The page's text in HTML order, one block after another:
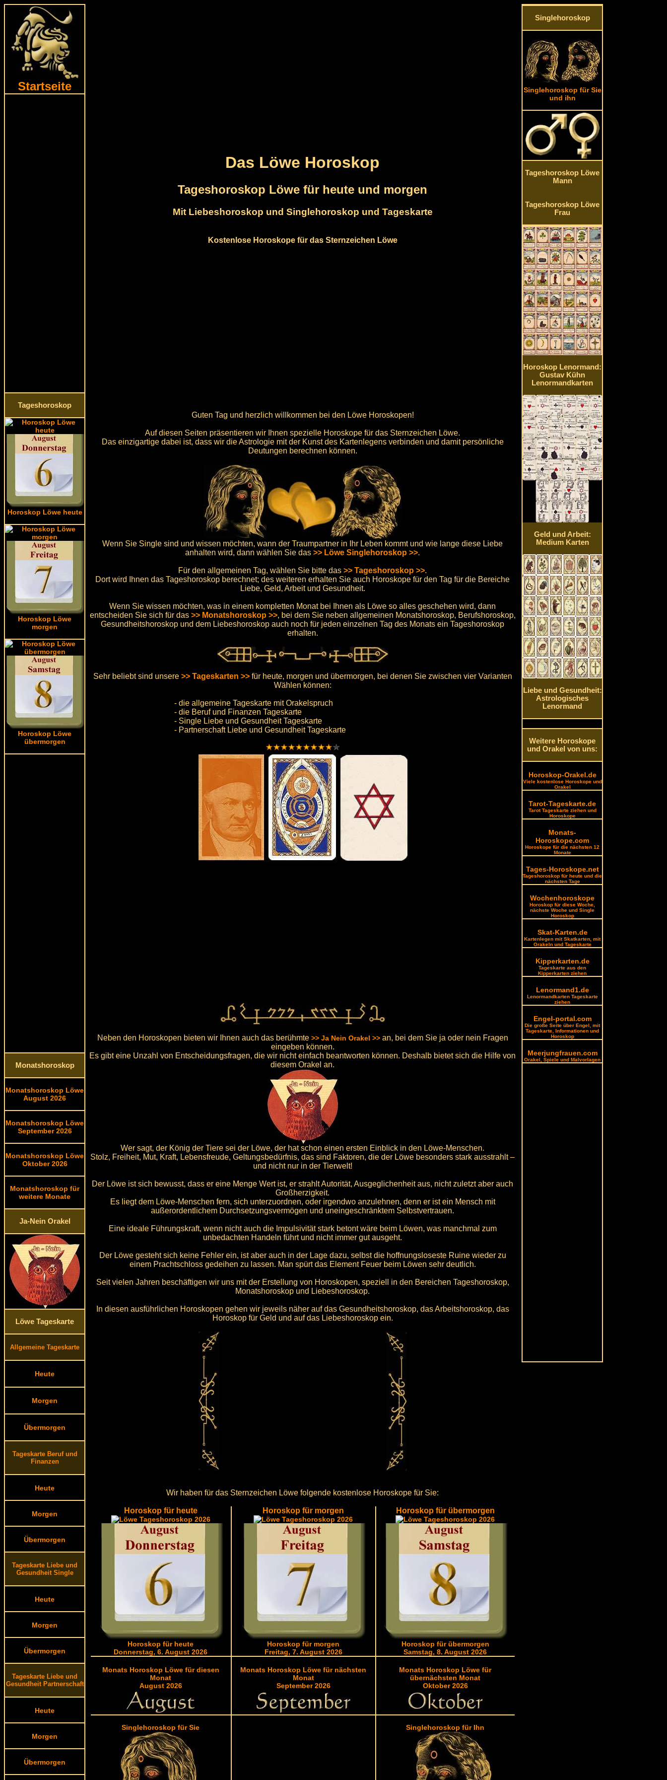
Startseite
Tageshoroskop
Horoskop Löwe heute
Horoskop Löwe
morgen
Horoskop Löwe
übermorgen
Monatshoroskop
Monatshoroskop Löwe
August 2026
Monatshoroskop Löwe
September 2026
Monatshoroskop Löwe
Oktober 2026
Monatshoroskop für
weitere Monate
Ja-Nein Orakel
Löwe Tageskarte
Allgemeine Tageskarte
Heute
Morgen
Übermorgen
Tageskarte Beruf und
Finanzen
Heute
Morgen
Übermorgen
Tageskarte Liebe und
Gesundheit Single
Heute
Morgen
Übermorgen
Tageskarte Liebe und
Gesundheit Partnerschaft
Heute
Morgen
Übermorgen
Das Löwe Horoskop
Tageshoroskop Löwe für heute und morgen
Mit Liebeshoroskop und Singlehoroskop und Tageskarte
Kostenlose Horoskope für das Sternzeichen Löwe
Guten Tag und herzlich willkommen bei den Löwe Horoskopen!
Auf diesen Seiten präsentieren wir Ihnen spezielle Horoskope für das Sternzeichen Löwe.
Das einzigartige dabei ist, dass wir die Astrologie mit der Kunst des Kartenlegens verbinden und damit persönliche
Deutungen berechnen können.
Wenn Sie Single sind und wissen möchten, wann der Traumpartner in Ihr Leben kommt und wie lange diese Liebe
anhalten wird, dann wählen Sie das>> Löwe Singlehoroskop >>.
Für den allgemeinen Tag, wählen Sie bitte das>> Tageshoroskop >>.
Dort wird Ihnen das Tageshoroskop berechnet; des weiteren erhalten Sie auch Horoskope für den Tag für die Bereiche
Liebe, Geld, Arbeit und Gesundheit.
Wenn Sie wissen möchten, was in einem kompletten Monat bei Ihnen als Löwe so alles geschehen wird, dann
entscheiden Sie sich für das >> Monatshoroskop >>, bei dem Sie neben allgemeinen Monatshoroskop, Berufshoroskop,
Gesundheitshoroskop und dem Liebeshoroskop auch noch für jeden einzelnen Tag des Monats ein Tageshoroskop
erhalten.
Sehr beliebt sind unsere >> Tageskarten >>für heute, morgen und übermorgen, bei denen Sie zwischen vier Varianten
Wählen können:
- die allgemeine Tageskarte mit Orakelspruch
- die Beruf und Finanzen Tageskarte
- Single Liebe und Gesundheit Tageskarte
- Partnerschaft Liebe und Gesundheit Tageskarte
Neben den Horoskopen bieten wir Ihnen auch das berühmte >> Ja Nein Orakel >>an, bei dem Sie ja oder nein Fragen
eingeben können.
Es gibt eine Unzahl von Entscheidungsfragen, die wir nicht einfach beantworten können. Deshalb bietet sich die Hilfe von
diesem Orakel an.
Wer sagt, der König der Tiere sei der Löwe, der hat schon einen ersten Einblick in den Löwe-Menschen.
Stolz, Freiheit, Mut, Kraft, Lebensfreude, Geltungsbedürfnis, das sind Faktoren, die der Löwe besonders stark ausstrahlt –
und nicht nur in der Tierwelt!
Der Löwe ist sich bewusst, dass er eine Menge Wert ist, er strahlt Autorität, Ausgeglichenheit aus, nicht zuletzt aber auch
Großherzigkeit.
Es liegt dem Löwe-Menschen fern, sich unterzuordnen, oder irgendwo anzulehnen, denn er ist ein Mensch mit
außerordentlichem Durchsetzungsvermögen und uneingeschränktem Selbstvertrauen.
Eine ideale Führungskraft, wenn nicht auch die Impulsivität stark betont wäre beim Löwen, was manchmal zum
unbedachten Handeln führt und nicht immer gut ausgeht.
Der Löwe gesteht sich keine Fehler ein, ist aber auch in der Lage dazu, selbst die hoffnungsloseste Ruine wieder zu
einem Prachtschloss gedeihen zu lassen. Man spürt das Element Feuer beim Löwen sehr deutlich.
Seit vielen Jahren beschäftigen wir uns mit der Erstellung von Horoskopen, speziell in den Bereichen Tageshoroskop,
Monatshoroskop und Liebeshoroskop.
In diesen ausführlichen Horoskopen gehen wir jeweils näher auf das Gesundheitshoroskop, das Arbeitshoroskop, das
Horoskop für Geld und auf das Liebeshoroskop ein.
Wir haben für das Sternzeichen Löwe folgende kostenlose Horoskope für Sie:
Horoskop für heute Horoskop für morgen Horoskop für übermorgen
Horoskop für heute
Donnerstag, 6. August 2026
Horoskop für morgen
Freitag, 7. August 2026
Horoskop für übermorgen
Samstag, 8. August 2026
Monats Horoskop Löwe für diesen
Monat
August 2026
Monats Horoskop Löwe für nächsten
Monat
September 2026
Monats Horoskop Löwe für
übernächsten Monat
Oktober 2026
Singlehoroskop für Sie Singlehoroskop für Ihn
Singlehoroskop
Singlehoroskop für Sie
und ihn
Tageshoroskop Löwe
Mann
Tageshoroskop Löwe
Frau
Horoskop Lenormand:
Gustav Kühn
Lenormandkarten
Geld und Arbeit:
Medium Karten
Liebe und Gesundheit:
Astrologisches
Lenormand
Weitere Horoskope
und Orakel von uns:
Horoskop-Orakel.de
Viele kostenlose Horoskope und
Orakel
Tarot-Tageskarte.de
Tarot Tageskarte ziehen und
Horoskope
Monats-
Horoskope.com
Horoskope für die nächsten 12
Monate
Tages-Horoskope.net
Tageshoroskop für heute und die
nächsten Tage
Wochenhoroskope
Horoskop für diese Woche,
nächste Woche und Single
Horoskop
Skat-Karten.de
Kartenlegen mit Skatkarten, mit
Orakeln und Tageskarte
Kipperkarten.de
Tageskarte aus den
Kipperkarten ziehen
Lenormand1.de
Lenormandkarten Tageskarte
ziehen
Engel-portal.com
Die große Seite über Engel, mit
Tageskarte, Informationen und
Horoskop
Meerjungfrauen.com
Orakel, Spiele und Malvorlagen